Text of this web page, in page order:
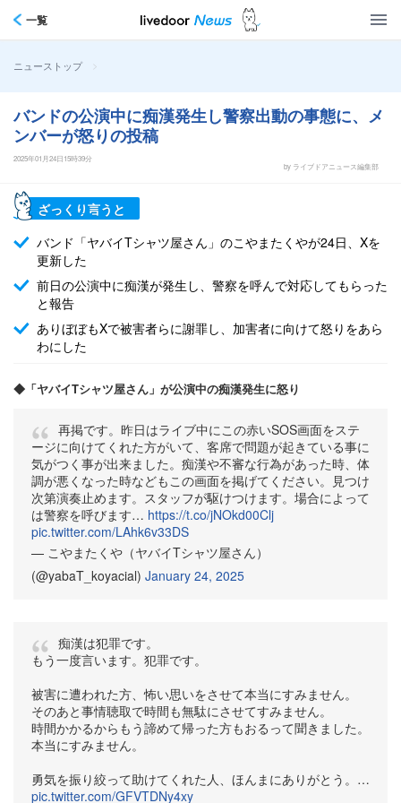
一覧
ニューストップ >
バンドの公演中に痴漢発生し警察出動の事態に、メ
ンバーが怒りの投稿
2025年01月24日15時39分
by ライブドアニュース編集部
ざっくり言うと
バンド「ヤバイTシャツ屋さん」のこやまたくやが24日、Xを
更新した
前日の公演中に痴漢が発生し、警察を呼んで対応してもらった
と報告
ありぼぼもXで被害者らに謝罪し、加害者に向けて怒りをあら
わにした
◆「ヤバイTシャツ屋さん」が公演中の痴漢発生に怒り
再掲です。昨日はライブ中にこの赤いSOS画面をステ
ージに向けてくれた方がいて、客席で問題が起きている事に
気がつく事が出来ました。痴漢や不審な行為があった時、体
調が悪くなった時などもこの画面を掲げてください。見つけ
次第演奏止めます。スタッフが駆けつけます。場合によって
は警察を呼びます… https://t.co/jNOkd00Clj
pic.twitter.com/LAhk6v33DS
— こやまたくや（ヤバイTシャツ屋さん）
(@yabaT_koyacial) January 24, 2025
痴漢は犯罪です。
もう一度言います。犯罪です。
被害に遭われた方、怖い思いをさせて本当にすみません。
そのあと事情聴取で時間も無駄にさせてすみません。
時間かかるからもう諦めて帰った方もおるって聞きました。
本当にすみません。
勇気を振り絞って助けてくれた人、ほんまにありがとう。…
pic.twitter.com/GFVTDNy4xy